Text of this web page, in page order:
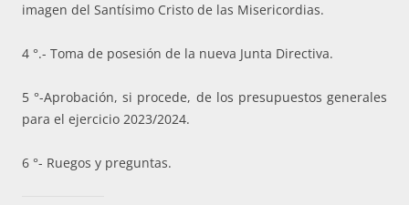
imagen del Santísimo Cristo de las Misericordias.
4 °.- Toma de posesión de la nueva Junta Directiva.
5 °-Aprobación, si procede, de los presupuestos generales
para el ejercicio 2023/2024.
6 °- Ruegos y preguntas.